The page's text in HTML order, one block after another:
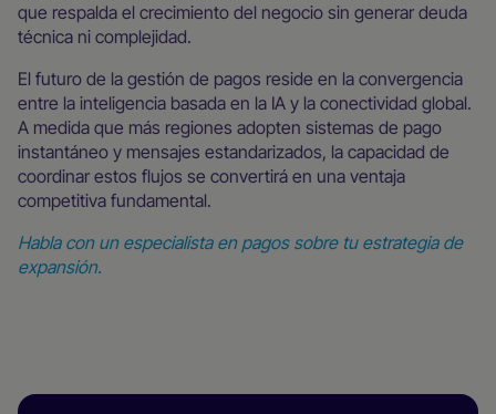
que respalda el crecimiento del negocio sin generar deuda
técnica ni complejidad.
El futuro de la gestión de pagos reside en la convergencia
entre la inteligencia basada en la IA y la conectividad global.
A medida que más regiones adopten sistemas de pago
instantáneo y mensajes estandarizados, la capacidad de
coordinar estos flujos se convertirá en una ventaja
competitiva fundamental.
Habla con un especialista en pagos sobre tu estrategia de
expansión.